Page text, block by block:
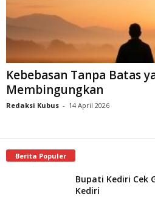
Kebebasan Tanpa Batas
Membingungkan
Redaksi Kubus - 14 April 2026
Berita Populer
Bupati Kediri Cek
Kediri